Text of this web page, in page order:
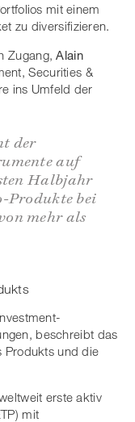
mit einem
zu diversifizieren.
Zugang,Alain
Securities &
ins Umfeld der
der
auf
Halbjahr
Produkte bei
mehr als
beschreibt das
Produkts und die
erste aktiv
mit